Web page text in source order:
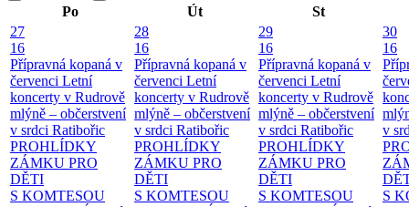
Po
Út
St
27
16
Přípravná kopaná v
červenci Letní
koncerty v Rudrově
mlýně – občerstvení
v srdci Ratibořic
PROHLÍDKY
ZÁMKU PRO
DĚTI
S KOMTESOU
28
16
Přípravná kopaná v
červenci Letní
koncerty v Rudrově
mlýně – občerstvení
v srdci Ratibořic
PROHLÍDKY
ZÁMKU PRO
DĚTI
S KOMTESOU
29
16
Přípravná kopaná v
červenci Letní
koncerty v Rudrově
mlýně – občerstvení
v srdci Ratibořic
PROHLÍDKY
ZÁMKU PRO
DĚTI
S KOMTESOU
30
16
v
S